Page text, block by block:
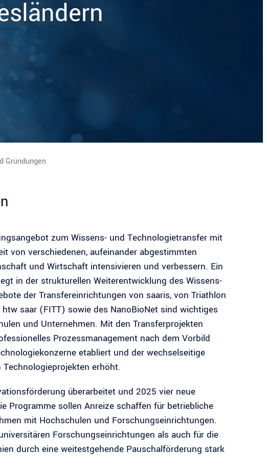
Gründungen
zum Wissens- und Technologietransfer mit
von verschiedenen, aufeinander abgestimmten
und Wirtschaft intensivieren und verbessern. Ein
in der strukturellen Weiterentwicklung des Wissens-
der Transfereinrichtungen von saaris, von Triathlon
saar (FITT) sowie des NanoBioNet sind wichtiges
und Unternehmen. Mit den Transferprojekten
Prozessmanagement nach dem Vorbild
etabliert und der wechselseitige
erhöht.
überarbeitet und 2025 vier neue
Programme sollen Anreize schaffen für betriebliche
mit Hochschulen und Forschungseinrichtungen.
Forschungseinrichtungen als auch für die
durch eine weitestgehende Pauschalförderung stark